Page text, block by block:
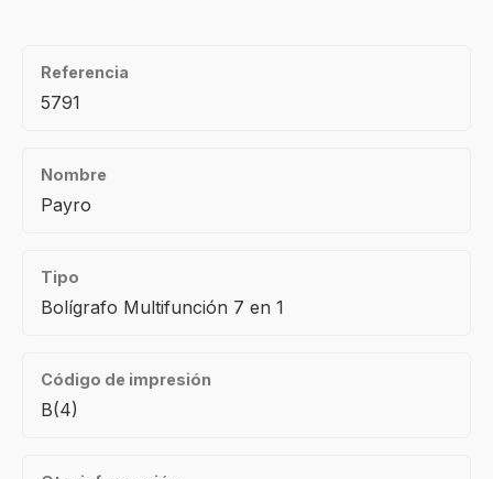
Referencia
5791
Nombre
Payro
Tipo
Bolígrafo Multifunción 7 en 1
Código de impresión
B(4)